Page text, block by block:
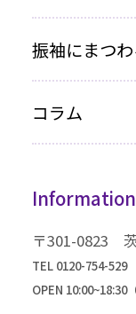
各種お支
車いすを
企業情報
振袖にまつ
振袖選び
振袖ドレス
高級振袖
コラム
成人式ま
Information
〒301-0823
TEL 0120-754-529
OPEN 10:00~18:30